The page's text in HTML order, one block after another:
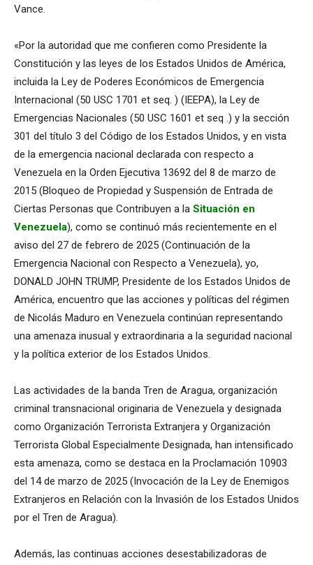
Vance.
«Por la autoridad que me confieren como Presidente la
Constitución y las leyes de los Estados Unidos de América,
incluida la Ley de Poderes Económicos de Emergencia
Internacional (50 USC 1701 et seq. ) (IEEPA), la Ley de
Emergencias Nacionales (50 USC 1601 et seq .) y la sección
301 del título 3 del Código de los Estados Unidos, y en vista
de la emergencia nacional declarada con respecto a
Venezuela en la Orden Ejecutiva 13692 del 8 de marzo de
2015 (Bloqueo de Propiedad y Suspensión de Entrada de
Ciertas Personas que Contribuyen a la Situación en
Venezuela), como se continuó más recientemente en el
aviso del 27 de febrero de 2025 (Continuación de la
Emergencia Nacional con Respecto a Venezuela), yo,
DONALD JOHN TRUMP, Presidente de los Estados Unidos de
América, encuentro que las acciones y políticas del régimen
de Nicolás Maduro en Venezuela continúan representando
una amenaza inusual y extraordinaria a la seguridad nacional
y la política exterior de los Estados Unidos.
Las actividades de la banda Tren de Aragua, organización
criminal transnacional originaria de Venezuela y designada
como Organización Terrorista Extranjera y Organización
Terrorista Global Especialmente Designada, han intensificado
esta amenaza, como se destaca en la Proclamación 10903
del 14 de marzo de 2025 (Invocación de la Ley de Enemigos
Extranjeros en Relación con la Invasión de los Estados Unidos
por el Tren de Aragua).
Además, las continuas acciones desestabilizadoras de